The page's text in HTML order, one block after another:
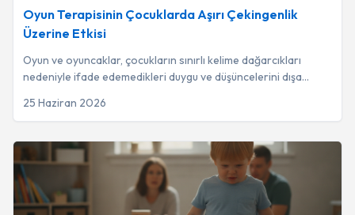
Oyun Terapisinin Çocuklarda Aşırı Çekingenlik
Üzerine Etkisi
Oyun ve oyuncaklar, çocukların sınırlı kelime dağarcıkları
nedeniyle ifade edemedikleri duygu ve düşüncelerini dışa
25 Haziran 2026